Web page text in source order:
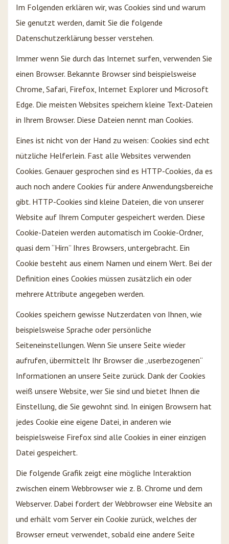
Im Folgenden erklären wir, was Cookies sind und warum
Sie genutzt werden, damit Sie die folgende
Datenschutzerklärung besser verstehen.
Immer wenn Sie durch das Internet surfen, verwenden Sie
einen Browser. Bekannte Browser sind beispielsweise
Chrome, Safari, Firefox, Internet Explorer und Microsoft
Edge. Die meisten Websites speichern kleine Text-Dateien
in Ihrem Browser. Diese Dateien nennt man Cookies.
Eines ist nicht von der Hand zu weisen: Cookies sind echt
nützliche Helferlein. Fast alle Websites verwenden
Cookies. Genauer gesprochen sind es HTTP-Cookies, da es
auch noch andere Cookies für andere Anwendungsbereiche
gibt. HTTP-Cookies sind kleine Dateien, die von unserer
Website auf Ihrem Computer gespeichert werden. Diese
Cookie-Dateien werden automatisch im Cookie-Ordner,
quasi dem “Hirn” Ihres Browsers, untergebracht. Ein
Cookie besteht aus einem Namen und einem Wert. Bei der
Definition eines Cookies müssen zusätzlich ein oder
mehrere Attribute angegeben werden.
Cookies speichern gewisse Nutzerdaten von Ihnen, wie
beispielsweise Sprache oder persönliche
Seiteneinstellungen. Wenn Sie unsere Seite wieder
aufrufen, übermittelt Ihr Browser die „userbezogenen“
Informationen an unsere Seite zurück. Dank der Cookies
weiß unsere Website, wer Sie sind und bietet Ihnen die
Einstellung, die Sie gewohnt sind. In einigen Browsern hat
jedes Cookie eine eigene Datei, in anderen wie
beispielsweise Firefox sind alle Cookies in einer einzigen
Datei gespeichert.
Die folgende Grafik zeigt eine mögliche Interaktion
zwischen einem Webbrowser wie z. B. Chrome und dem
Webserver. Dabei fordert der Webbrowser eine Website an
und erhält vom Server ein Cookie zurück, welches der
Browser erneut verwendet, sobald eine andere Seite